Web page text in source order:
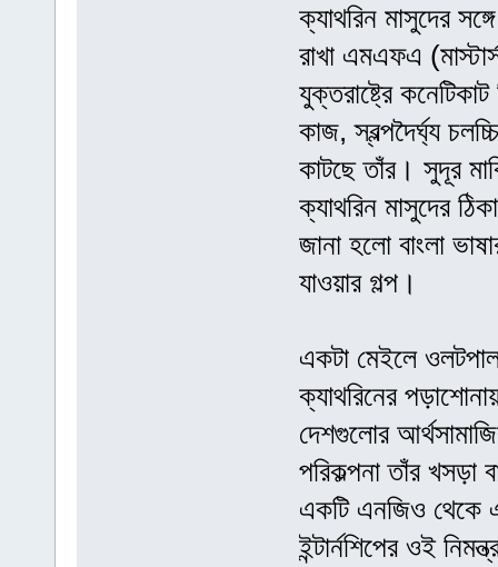
ক্যাথরিন মাসুদের
রাখা এমএফএ
যুক্তরাষ্ট্রে কনেটিকাট
কাজ, স্বল্পদৈর্ঘ্য
কাটছে তাঁর। সুদূর
ক্যাথরিন মাসুদের
জানা হলো বাংলা
যাওয়ার গল্প।
একটা মেইলে
ক্যাথরিনের
দেশগুলোর
পরিকল্পনা তাঁর খসড়া
একটি এনজিও থেকে
ইন্টার্নশিপের ওই